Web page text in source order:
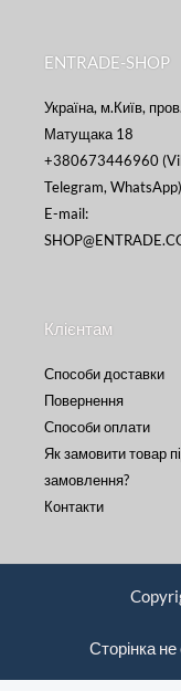
ENTRADE-SHOP
Україна, м.Київ,
Матущака 18
+380673446960
Telegram, WhatsApp)
E-mail:
Клієнтам
Способи доставки
Повернення
Способи оплати
Як замовити товар
замовлення?
Контакти
Сторінка